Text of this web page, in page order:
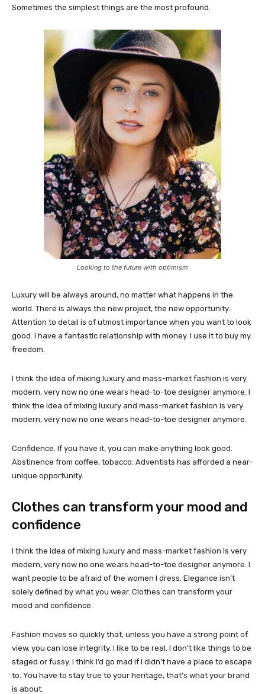
Sometimes the simplest things are the most profound.
Looking to the future with optimism
Luxury will be always around, no matter what happens in the
world. There is always the new project, the new opportunity.
Attention to detail is of utmost importance when you want to look
good. I have a fantastic relationship with money. I use it to buy my
freedom.
I think the idea of mixing luxury and mass-market fashion is very
modern, very now no one wears head-to-toe designer anymore. I
think the idea of mixing luxury and mass-market fashion is very
modern, very now no one wears head-to-toe designer anymore.
Confidence. If you have it, you can make anything look good.
Abstinence from coffee, tobacco. Adventists has afforded a near-
unique opportunity.
Clothes can transform your mood and
confidence
I think the idea of mixing luxury and mass-market fashion is very
modern, very now no one wears head-to-toe designer anymore. I
want people to be afraid of the women I dress. Elegance isn’t
solely defined by what you wear. Clothes can transform your
mood and confidence.
Fashion moves so quickly that, unless you have a strong point of
view, you can lose integrity. I like to be real. I don’t like things to be
staged or fussy. I think I’d go mad if I didn’t have a place to escape
to. You have to stay true to your heritage, that’s what your brand
is about.